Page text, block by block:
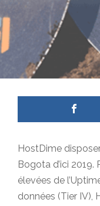
HostDime
Bogota d’ici
élevées de
données (Tier IV),